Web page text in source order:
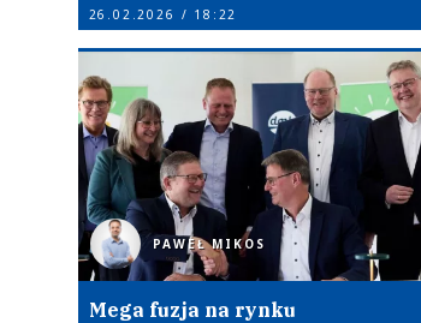
26.02.2026 / 18:22
PAWEŁ MIKOS
Mega fuzja na rynku